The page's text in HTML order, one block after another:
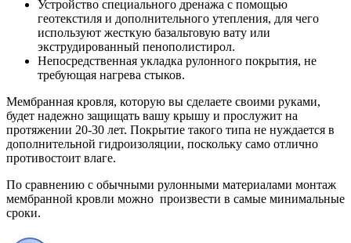
Устройство специального дренажа с помощью
геотекстиля и дополнительного утепления, для чего
используют жесткую базальтовую вату или
экструдированный пенополистирол.
Непосредственная укладка рулонного покрытия, не
требующая нагрева стыков.
Мембранная кровля, которую вы сделаете своими руками,
будет надежно защищать вашу крышу и прослужит на
протяжении 20-30 лет. Покрытие такого типа не нуждается в
дополнительной гидроизоляции, поскольку само отлично
противостоит влаге.
По сравнению с обычными рулонными материалами монтаж
мембранной кровли можно произвести в самые минимальные
сроки.